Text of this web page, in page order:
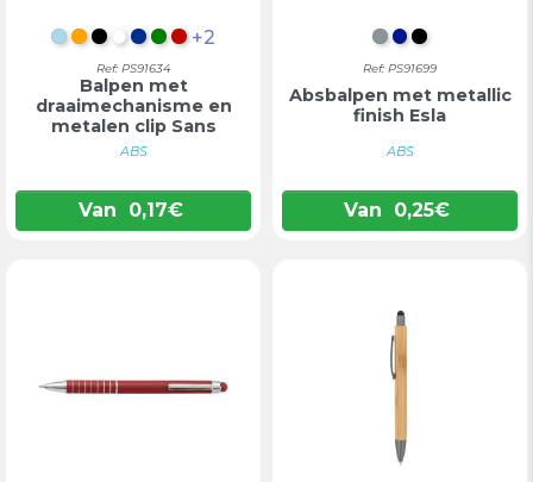
LICHTBLAUW
ORANJE
ZWART
WITBLAUW
GROEN
ROOD
+2
Ref: PS91634
Balpen met
draaimechanisme en
metalen clip Sans
ABS
Van 0,17€
SATIJNZWART
Ref: PS91699
Absbalpen met metallic
finish Esla
ABS
Van 0,25€